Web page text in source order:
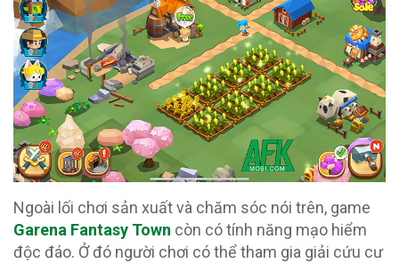
Ngoài lối chơi sản xuất và chăm sóc nói trên, game
Garena Fantasy Town còn có tính năng mạo hiểm
độc đáo. Ở đó người chơi có thể tham gia giải cứu cư